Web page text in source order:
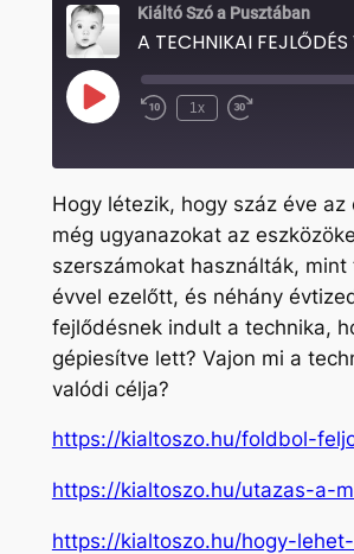
Kiáltó Szó a Pusztában
A TECHNIKAI FEJLŐDÉS
Play
Episode Rewind
1x
Fast
seconds
SHARE
LINK
EMBED
Hogy létezik, hogy száz éve az
még ugyanazokat az
szerszámokat használták,
évvel ezelőtt, és néhány
fejlődésnek indult a technika,
gépiesítve lett? Vajon mi a
valódi célja?
https://kialtoszo.hu/foldbol-
https://kialtoszo.hu/utazas-a-
https://kialtoszo.hu/hogy-